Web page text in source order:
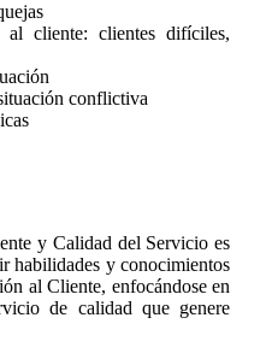
al cliente: clientes difíciles,
conflictiva
y Calidad del Servicio es
habilidades y conocimientos
al Cliente, enfocándose en
de calidad que genere